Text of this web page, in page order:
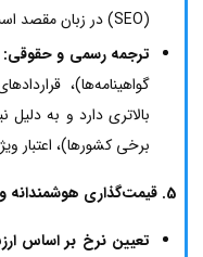
(SEO) در زبان مقصد است.
ترجمه رسمی و حقوقی:
گواهینامه‌ها)،
بالاتری دارد و به
برخی کشورها)، اعتبار
5. قیمت‌گذاری هوشمندانه و مدیریت مالی
تعیین نرخ بر اساس